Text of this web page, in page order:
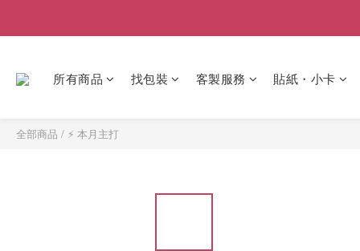
所有商品 找包裝 客製服務 貼紙・小卡
全部商品 / ⚡ 本月主打